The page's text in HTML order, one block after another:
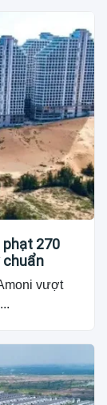
phạt 270
chuẩn
vượt